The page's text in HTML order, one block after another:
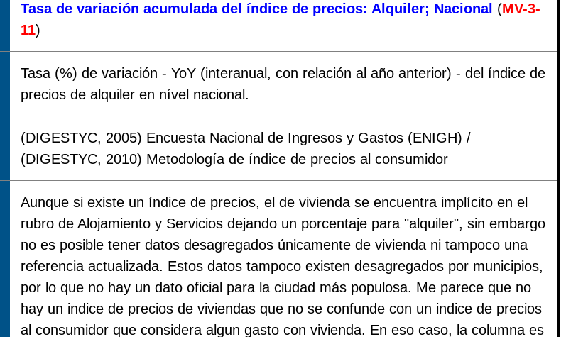
Tasa de variación acumulada del índice de precios: Alquiler; Nacional (MV-3-
11)
Tasa (%) de variación - YoY (interanual, con relación al año anterior) - del índice de
precios de alquiler en nível nacional.
(DIGESTYC, 2005) Encuesta Nacional de Ingresos y Gastos (ENIGH) /
(DIGESTYC, 2010) Metodología de índice de precios al consumidor
Aunque si existe un índice de precios, el de vivienda se encuentra implícito en el
rubro de Alojamiento y Servicios dejando un porcentaje para "alquiler", sin embargo
no es posible tener datos desagregados únicamente de vivienda ni tampoco una
referencia actualizada. Estos datos tampoco existen desagregados por municipios,
por lo que no hay un dato oficial para la ciudad más populosa. Me parece que no
hay un indice de precios de viviendas que no se confunde con un indice de precios
al consumidor que considera algun gasto con vivienda. En eso caso, la columna es